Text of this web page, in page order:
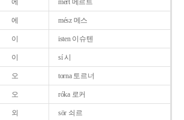
에 mert 메르트
에 mész 메스
이 isten 이슈텐
이 sí 시
오 torna 토르너
오 róka 로커
외 sör 쇠르